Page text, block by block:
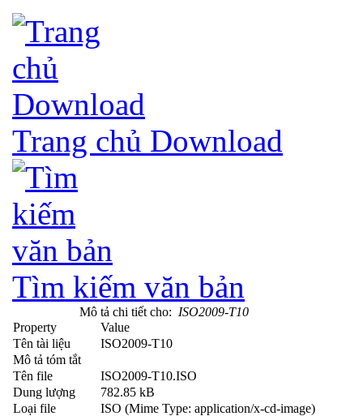
Trang chủ Download
Tìm kiếm văn bản
Mô tả chi tiết cho: ISO2009-T10
Property
Value
Tên tài liệu
ISO2009-T10
Mô tả tóm tắt
Tên file
ISO2009-T10.ISO
Dung lượng
782.85 kB
Loại file
ISO (Mime Type: application/x-cd-image)